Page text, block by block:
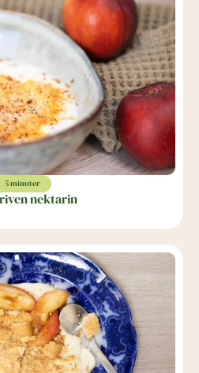
5 minuter
nektarin